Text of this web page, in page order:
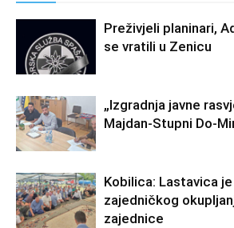
Preživjeli planinari,
se vratili u Zenicu
„Izgradnja javne
Majdan-Stupni Do-
Kobilica: Lastavica
zajedničkog
zajednice